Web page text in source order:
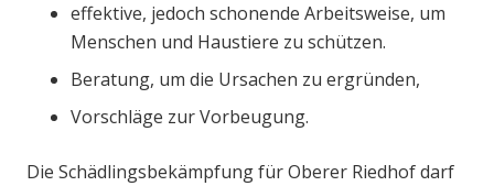
effektive, jedoch schonende Arbeitsweise, um
Menschen und Haustiere zu schützen.
Beratung, um die Ursachen zu ergründen,
Vorschläge zur Vorbeugung.
Die Schädlingsbekämpfung für Oberer Riedhof darf